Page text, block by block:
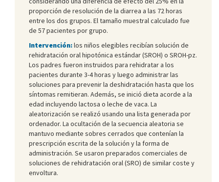
proporción de resolución de la diarrea a las 72 horas
entre los dos grupos. El tamaño muestral calculado fue
de 57 pacientes por grupo.
Intervención:los niños elegibles recibían solución de
rehidratación oral hipotónica estándar (SROH) o SROH-pz.
Los padres fueron instruidos para rehidratar a los
pacientes durante 3-4 horas y luego administrar las
soluciones para prevenir la deshidratación hasta que los
síntomas remitieran. Además, se inició dieta acorde a la
edad incluyendo lactosa o leche de vaca. La
aleatorización se realizó usando una lista generada por
ordenador. La ocultación de la secuencia aleatoria se
mantuvo mediante sobres cerrados que contenían la
prescripción escrita de la solución y la forma de
administración. Se usaron preparados comerciales de
soluciones de rehidratación oral (SRO) de similar coste y
envoltura.